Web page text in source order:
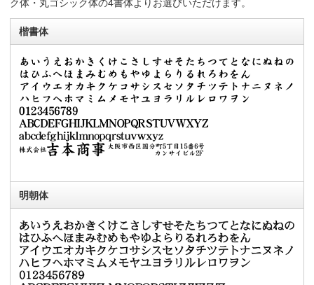
ク体・丸ゴシック体の4書体よりお選びいただけます。
楷書体
明朝体